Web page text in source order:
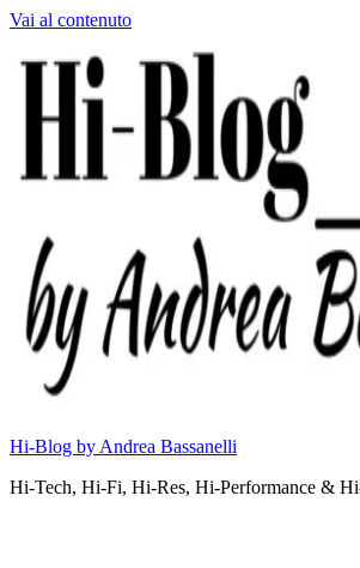
Vai al contenuto
Hi-Blog by Andrea Bassanelli
Hi-Tech, Hi-Fi, Hi-Res, Hi-Performance &